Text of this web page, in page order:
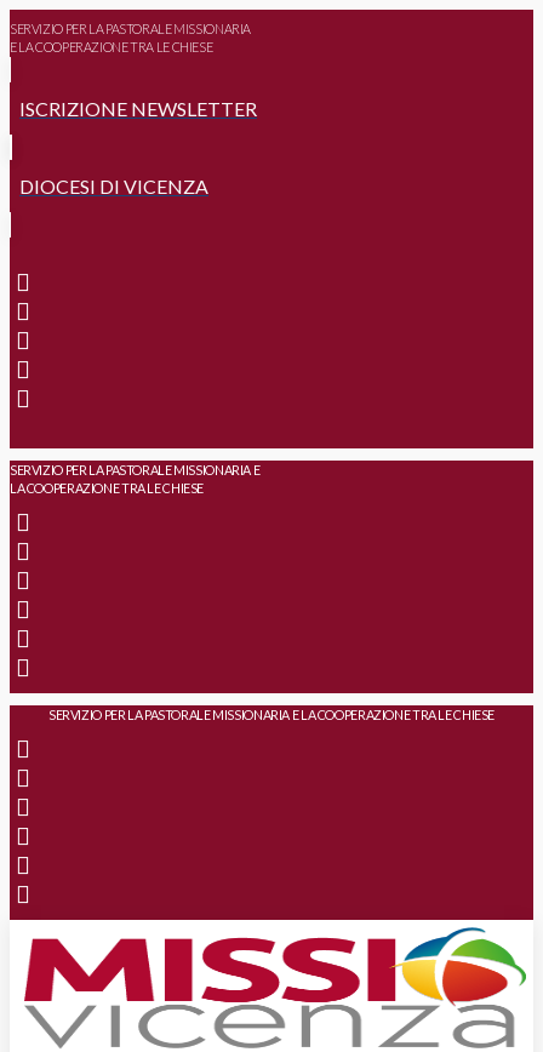
SERVIZIO PER LA PASTORALE MISSIONARIA
E LA COOPERAZIONE TRA LE CHIESE
ISCRIZIONE NEWSLETTER
DIOCESI DI VICENZA
SERVIZIO PER LA PASTORALE MISSIONARIA E
LA COOPERAZIONE TRA LE CHIESE
SERVIZIO PER LA PASTORALE MISSIONARIA E LA COOPERAZIONE TRA LE CHIESE